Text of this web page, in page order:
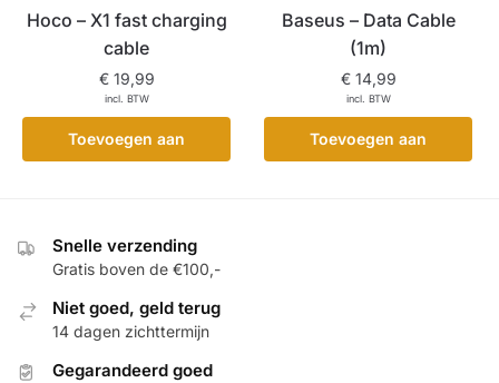
Hoco – X1 fast charging
cable
€19,99
incl. BTW
Toevoegen aan
Baseus – Data Cable
(1m)
€14,99
incl. BTW
Toevoegen aan
Snelle verzending
Gratis boven de €100,-
Niet goed, geld terug
14 dagen zichttermijn
Gegarandeerd goed